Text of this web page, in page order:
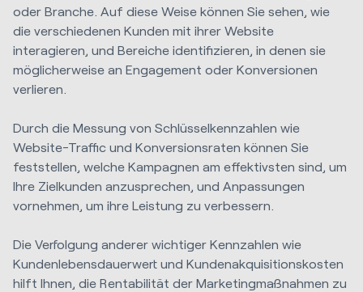
oder Branche. Auf diese Weise können Sie sehen, wie
die verschiedenen Kunden mit ihrer Website
interagieren, und Bereiche identifizieren, in denen sie
möglicherweise an Engagement oder Konversionen
verlieren.
Durch die Messung von Schlüsselkennzahlen wie
Website-Traffic und Konversionsraten können Sie
feststellen, welche Kampagnen am effektivsten sind, um
Ihre Zielkunden anzusprechen, und Anpassungen
vornehmen, um ihre Leistung zu verbessern.
Die Verfolgung anderer wichtiger Kennzahlen wie
Kundenlebensdauerwert und Kundenakquisitionskosten
hilft Ihnen, die Rentabilität der Marketingmaßnahmen zu